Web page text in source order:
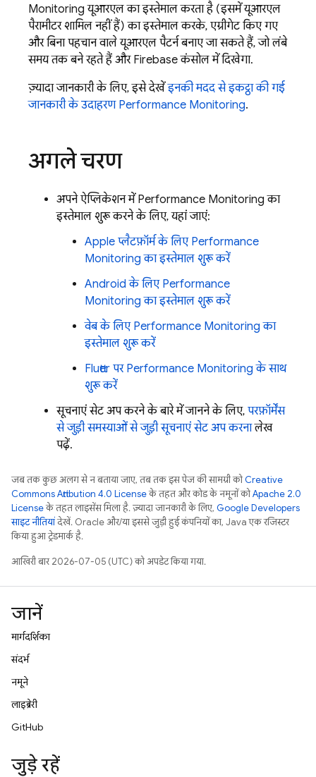
Monitoring यूआरएल का इस्तेमाल करता है (इसमें यूआरएल
पैरामीटर शामिल नहीं हैं) का इस्तेमाल करके, एग्रीगेट किए गए
और बिना पहचान वाले यूआरएल पैटर्न बनाए जा सकते हैं, जो लंबे
समय तक बने रहते हैं और Firebaseकंसोल में दिखेगा.
ज़्यादा जानकारी के लिए, इसे देखेंइनकी मदद से इकट्ठा की गई
जानकारी के उदाहरण Performance Monitoring.
अगले चरण
अपने ऐप्लिकेशन में Performance Monitoring का
इस्तेमाल शुरू करने के लिए, यहां जाएं:
Apple प्लैटफ़ॉर्म के लिए Performance
Monitoring का इस्तेमाल शुरू करें
Android के लिए Performance
Monitoring का इस्तेमाल शुरू करें
वेब के लिए Performance Monitoring का
इस्तेमाल शुरू करें
Flutter पर Performance Monitoring के साथ
शुरू करें
सूचनाएं सेट अप करने के बारे में जानने के लिए, परफ़ॉर्मेंस
से जुड़ी समस्याओं से जुड़ी सूचनाएं सेट अप करनालेख
पढ़ें.
जब तक कुछ अलग से न बताया जाए, तब तक इस पेज की सामग्री कोCreative
Commons Attribution 4.0 Licenseके तहत और कोड के नमूनों कोApache 2.0
Licenseके तहत लाइसेंस मिला है. ज़्यादा जानकारी के लिए, Google Developers
साइट नीतियांदेखें. Oracle और/या इससे जुड़ी हुई कंपनियों का, Java एक रजिस्टर
किया हुआ ट्रेडमार्क है.
आखिरी बार 2026-07-05 (UTC) को अपडेट किया गया.
जानें
मार्गदर्शिका
संदर्भ
नमूने
लाइब्रेरी
GitHub
जुड़े रहें